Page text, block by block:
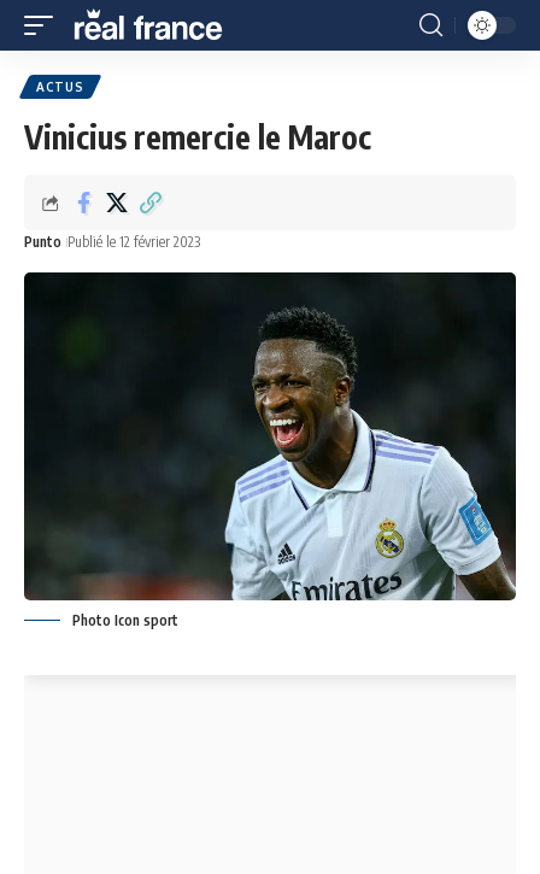
ACTUS
Vinicius remercie le Maroc
Punto Publié le 12 février 2023
Photo Icon sport